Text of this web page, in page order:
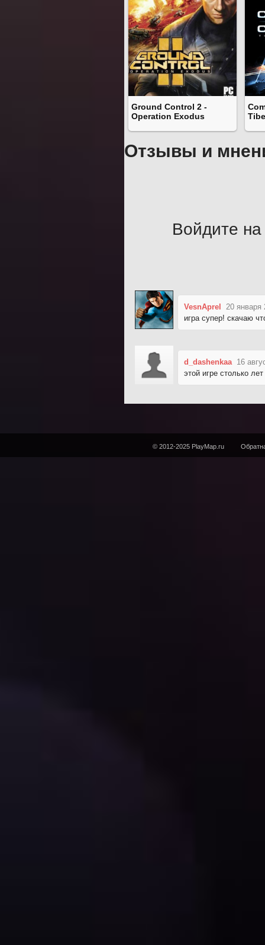
Ground Control 2 -
Operation Exodus
Отзывы и
Войдите на
VesnAprel
20 января
игра супер! скачаю
d_dashenkaa 16
этой игре столько
© 2012-2025 PlayMap.ru